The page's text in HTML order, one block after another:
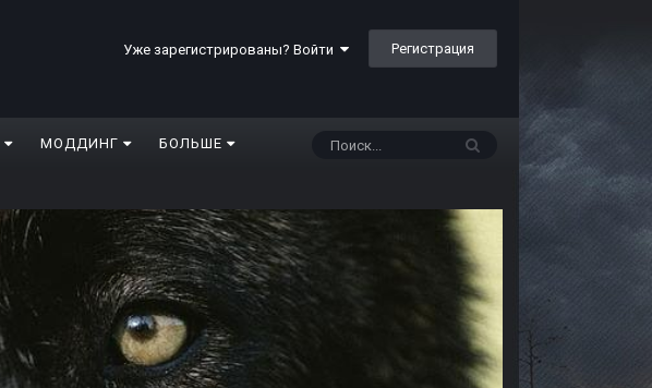
Уже зарегистрированы? Войти Регистрация
МОДДИНГ БОЛЬШЕ